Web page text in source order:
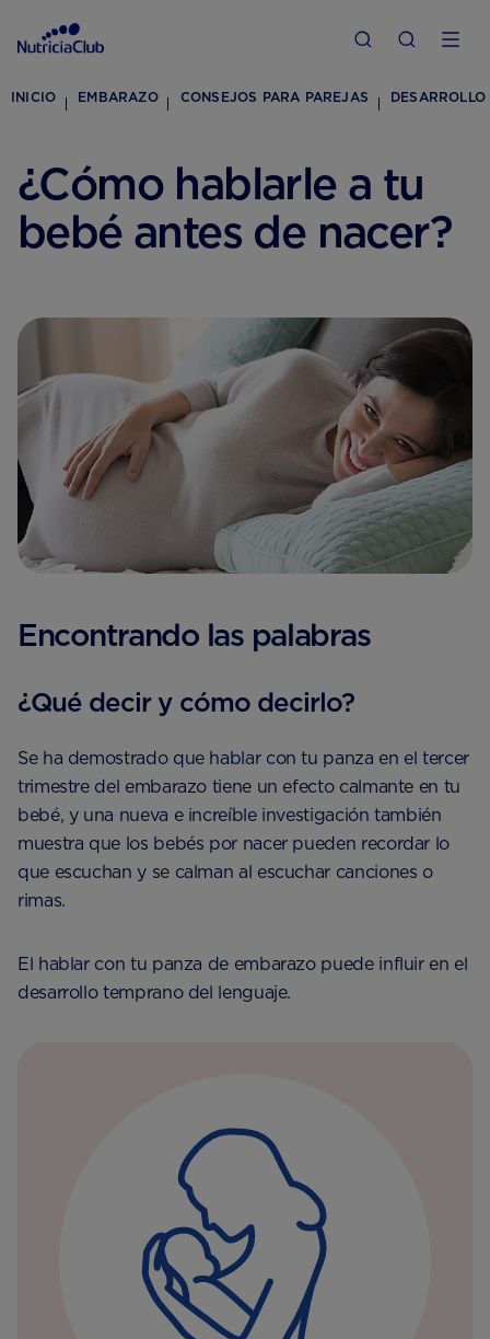
INICIO EMBARAZO CONSEJOS PARA PAREJAS
¿Cómo hablarle a tu
bebé antes de nacer?
Encontrando las palabras
¿Qué decir y cómo decirlo?
Se ha demostrado que hablar con tu panza en el tercer
trimestre del embarazo tiene un efecto calmante en tu
bebé, y una nueva e increíble investigación también
muestra que los bebés por nacer pueden recordar lo
que escuchan y se calman al escuchar canciones o
rimas.
El hablar con tu panza de embarazo puede influir en el
desarrollo temprano del lenguaje.